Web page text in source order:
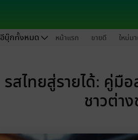
อีบุ๊กทั้งหมด หน้าแรก ขายดี ใหม่ม
รสไทยสู่รายได้: คู่มือ
ชาวต่า